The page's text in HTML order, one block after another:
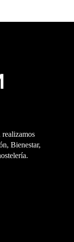
realizamos
Bienestar,